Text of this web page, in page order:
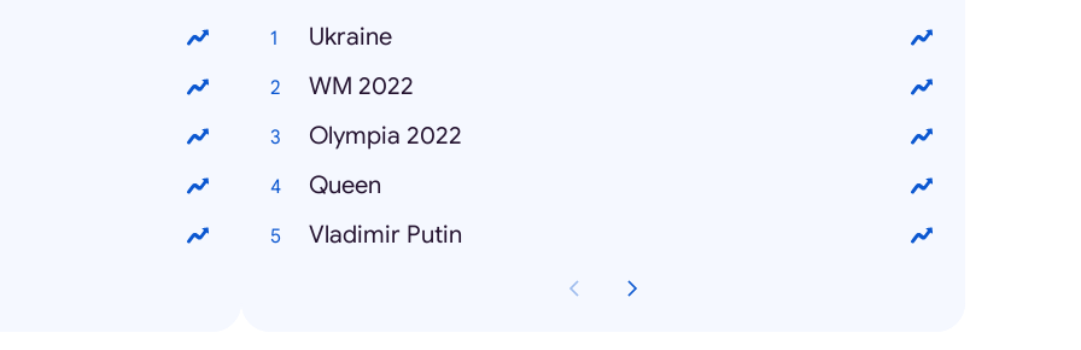
Ukraine
WM 2022
Olympia 2022
Queen
Vladimir Putin